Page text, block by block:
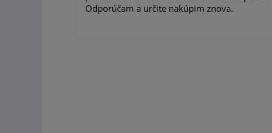
Odporúčam a určite nakúpim znova.